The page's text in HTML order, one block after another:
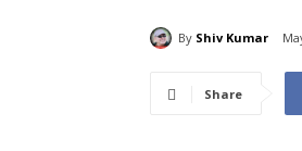
By Shiv Kumar
Share